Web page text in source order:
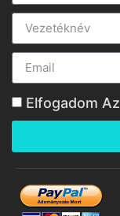
Elfogadom Az